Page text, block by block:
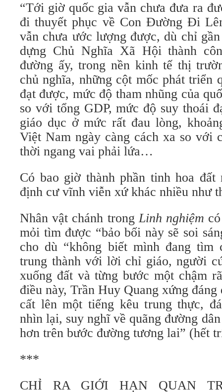
“Tới giờ quốc gia vẫn chưa đưa ra
đi thuyết phục về Con Đường Đi
vẫn chưa ước lượng được, dù chỉ
dựng Chủ Nghĩa Xã Hội thành
đường ấy, trong nền kinh tế thị
chủ nghĩa, những cột mốc phát triển
đạt được, mức độ tham nhũng của
so với tổng GDP, mức độ suy thoái
giáo dục ở mức rất đau lòng,
Việt Nam ngày càng cách xa so với
thời ngang vai phải lứa…
Có bao giờ thành phần tinh hoa
định cư vĩnh viễn xứ khác nhiều như
Nhân vật chánh trongLinh nghiệm
mỏi tìm được “bảo bối này sẽ soi
cho dù “không biết mình đang tìm
trung thành với lời chỉ giáo, người
xuống đất và từng bước một chậm
điều này, Trần Huy Quang xứng
cất lên một tiếng kêu trung thực,
nhìn lại, suy nghĩ về quãng đường
hơn trên bước đường tương lai” (hết
***
CHỈ RA GIỚI HẠN QUAN